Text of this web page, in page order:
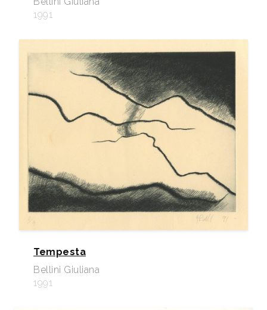
1991
Tempesta
Bellini Giuliana
1991